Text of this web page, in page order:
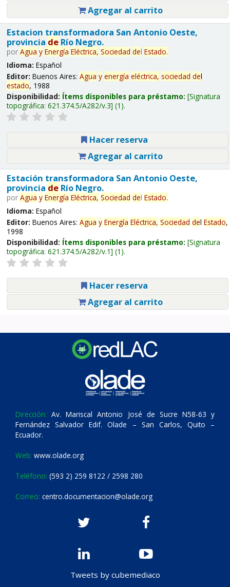
Agregar al carrito
Estacion transformadora San Antonio Oeste,
provincia deRío Negro.
por Agua y Energía Eléctrica, Sociedad del Estado.
Idioma: Español
Editor: Buenos Aires: Agua y energía eléctrica, sociedad del
estado, 1988
Disponibilidad: Ítems disponibles para préstamo: Signatura
topográfica: 621.374.5/A282/v.3 (1).
Hacer reserva
Agregar al carrito
Estación transformadora San Antonio Oeste,
provincia deRío Negro.
por Agua y Energía Eléctrica, Sociedad del Estado.
Idioma: Español
Editor: Buenos Aires: Agua y Energía Eléctrica, Sociedad del Estado,
1998
Disponibilidad: Ítems disponibles para préstamo: Signatura
topográfica: 621.374.5/A282/v.1 (1).
Hacer reserva
Agregar al carrito
Dirección: Av. Mariscal Antonio José de Sucre N58-63 y
Fernández Salvador Edif. Olade – San Carlos, Quito –
Ecuador.
Web: www.olade.org
Teléfono: (593 2) 259 8122 / 2598 280
Correo: centro.documentacion@olade.org
Tweets by cubemediaco